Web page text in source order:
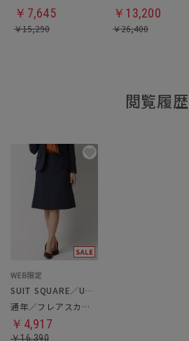
￥ 7,645
￥15,290
￥ 13,200
￥26,400
閲覧履歴
SUIT SQUARE／UNIVERSAL LANGUAGE／WHITE
通年／フレアスカート
￥4,917
￥16,390